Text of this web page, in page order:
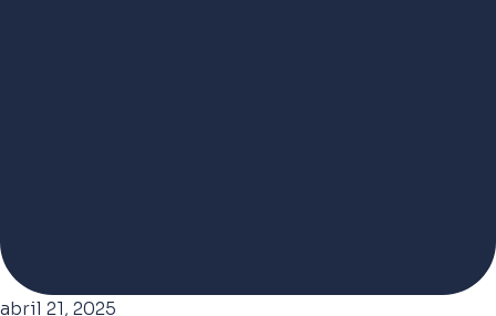
abril 21, 2025